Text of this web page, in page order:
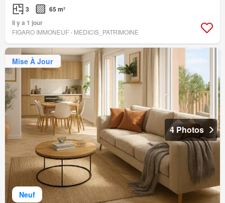
3
65 m²
Il y a 1 jour
FIGARO IMMONEUF - MEDICIS_PATRIMOINE
Neuf
Mise À Jour
4 Photos